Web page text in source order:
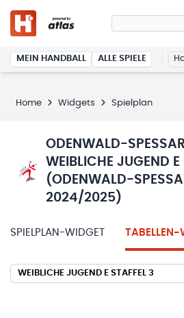
MEIN HANDBALL ALLE SPIELE
Home Widgets Spielplan
ODENWALD-
WEIBLICHE JUGEND E
(ODENWALD-
2024/2025)
SPIELPLAN-WIDGET TABELLEN-
WEIBLICHE JUGEND E STAFFEL 3